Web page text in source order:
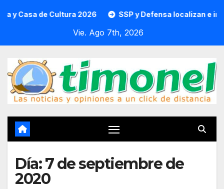
Cultura 2026 SSP y Defensa localizan e incineran
Vie. Ago 7th, 2026
Día:7 de septiembre de
2020